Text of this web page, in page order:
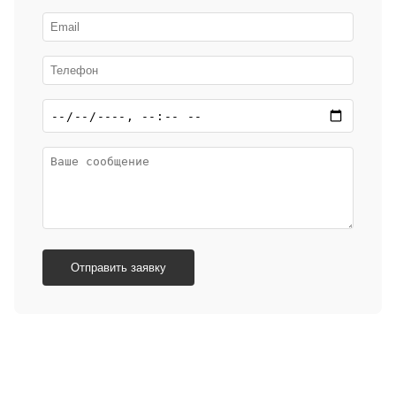
Отправить заявку